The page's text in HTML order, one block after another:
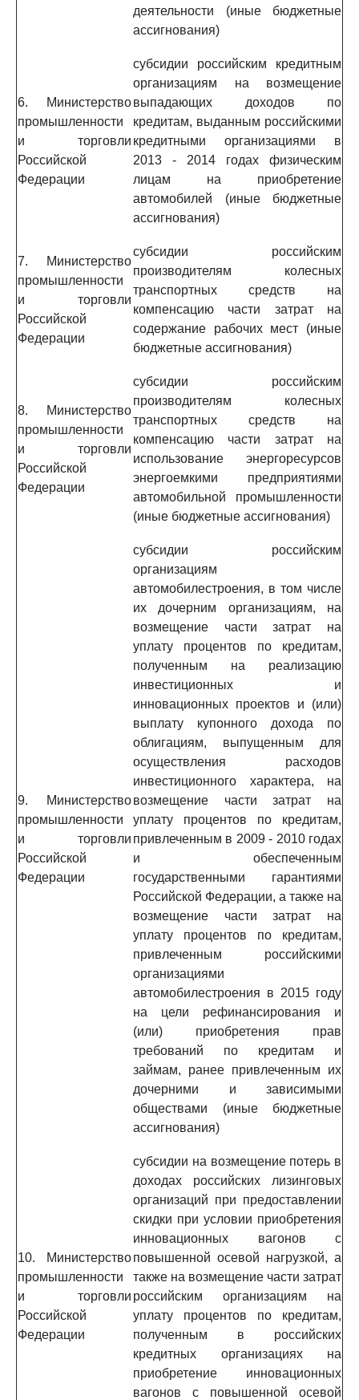
деятельности (иные бюджетные
ассигнования)
6. Министерство
промышленности
и торговли
Российской
Федерации
субсидии российским кредитным
организациям на возмещение
выпадающих доходов по
кредитам, выданным российскими
кредитными организациями в
2013 - 2014 годах физическим
лицам на приобретение
автомобилей (иные бюджетные
ассигнования)
7. Министерство
промышленности
и торговли
Российской
Федерации
субсидии российским
производителям колесных
транспортных средств на
компенсацию части затрат на
содержание рабочих мест (иные
бюджетные ассигнования)
8. Министерство
промышленности
и торговли
Российской
Федерации
субсидии российским
производителям колесных
транспортных средств на
компенсацию части затрат на
использование энергоресурсов
энергоемкими предприятиями
автомобильной промышленности
(иные бюджетные ассигнования)
9. Министерство
промышленности
и торговли
Российской
Федерации
субсидии российским
организациям
автомобилестроения, в том числе
их дочерним организациям, на
возмещение части затрат на
уплату процентов по кредитам,
полученным на реализацию
инвестиционных и
инновационных проектов и (или)
выплату купонного дохода по
облигациям, выпущенным для
осуществления расходов
инвестиционного характера, на
возмещение части затрат на
уплату процентов по кредитам,
привлеченным в 2009 - 2010 годах
и обеспеченным
государственными гарантиями
Российской Федерации, а также на
возмещение части затрат на
уплату процентов по кредитам,
привлеченным российскими
организациями
автомобилестроения в 2015 году
на цели рефинансирования и
(или) приобретения прав
требований по кредитам и
займам, ранее привлеченным их
дочерними и зависимыми
обществами (иные бюджетные
ассигнования)
10. Министерство
промышленности
и торговли
Российской
Федерации
субсидии на возмещение потерь в
доходах российских лизинговых
организаций при предоставлении
скидки при условии приобретения
инновационных вагонов с
повышенной осевой нагрузкой, а
также на возмещение части затрат
российским организациям на
уплату процентов по кредитам,
полученным в российских
кредитных организациях на
приобретение инновационных
вагонов с повышенной осевой